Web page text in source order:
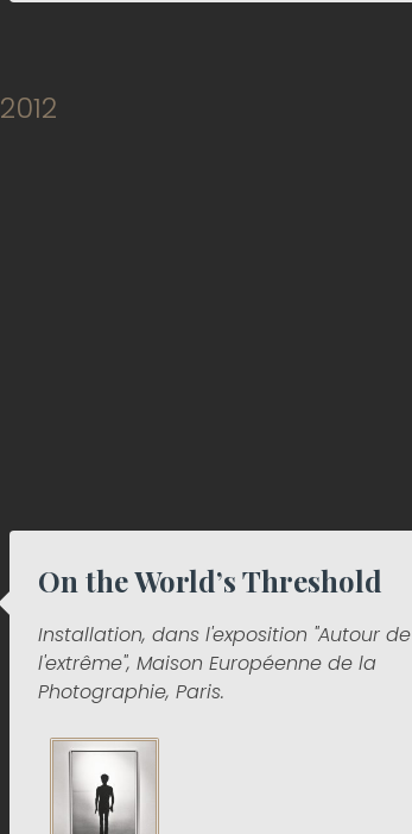
2012
On the World’s Threshold
Installation, dans l'exposition "Autour de
l'extrême", Maison Européenne de la
Photographie, Paris.